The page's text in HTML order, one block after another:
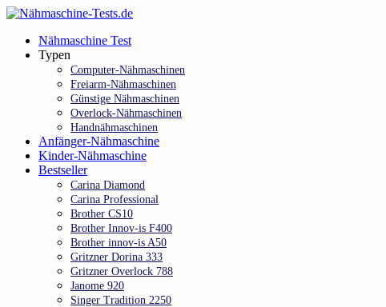
Skip
main
content
Menu
Nähmaschine Test
Typen
Computer-Nähmaschinen
Freiarm-Nähmaschinen
Günstige Nähmaschinen
Overlock-Nähmaschinen
Handnähmaschinen
Anfänger-Nähmaschine
Kinder-Nähmaschine
Bestseller
Carina Diamond
Carina Professional
Brother CS10
Brother Innov-is F400
Brother innov-is A50
Gritzner Dorina 333
Gritzner Overlock 788
Janome 920
Singer Tradition 2250